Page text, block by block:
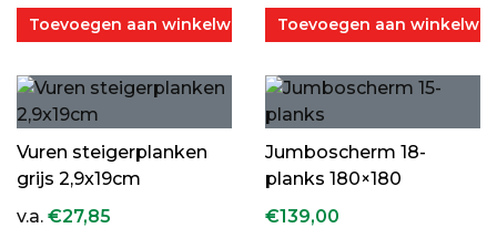
Toevoegen aan winkelwagen Toevoegen aan
Vuren steigerplanken
grijs 2,9x19cm
v.a. €27,85
Jumboscherm 18-
planks 180×180
€139,00